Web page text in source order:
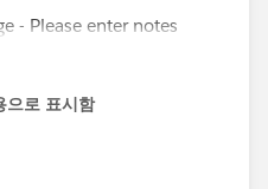
- Please enter notes
으로 표시함